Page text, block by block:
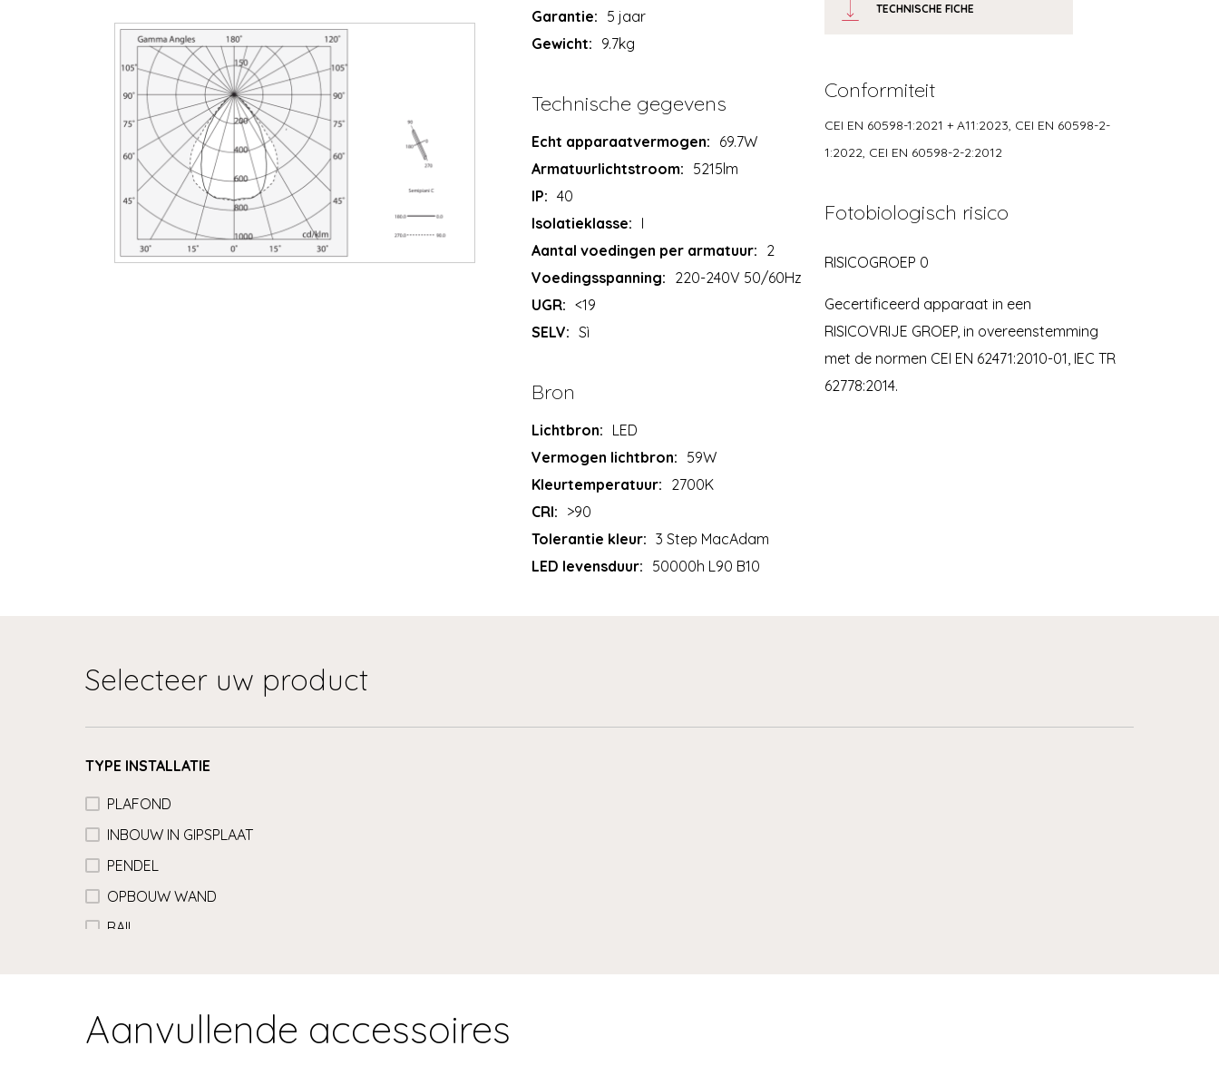
Garantie: 5 jaar
Gewicht: 9.7kg
Technische gegevens
Echt apparaatvermogen: 69.7W
Armatuurlichtstroom: 5215lm
IP: 40
Isolatieklasse: I
Aantal voedingen per armatuur: 2
Voedingsspanning: 220-240V 50/60Hz
UGR: <19
SELV: Sì
Bron
Lichtbron: LED
Vermogen lichtbron: 59W
Kleurtemperatuur: 2700K
CRI: >90
Tolerantie kleur: 3 Step MacAdam
LED levensduur: 50000h L90 B10
TECHNISCHE FICHE
Conformiteit
CEI EN 60598-1:2021 + A11:2023, CEI EN 60598-2-
1:2022, CEI EN 60598-2-2:2012
Fotobiologisch risico
RISICOGROEP 0
Gecertificeerd apparaat in een
RISICOVRIJE GROEP, in overeenstemming
met de normen CEI EN 62471:2010-01, IEC TR
62778:2014.
Selecteer uw product
TYPE INSTALLATIE
PLAFOND
INBOUW IN GIPSPLAAT
PENDEL
OPBOUW WAND
RAIL
Aanvullende accessoires